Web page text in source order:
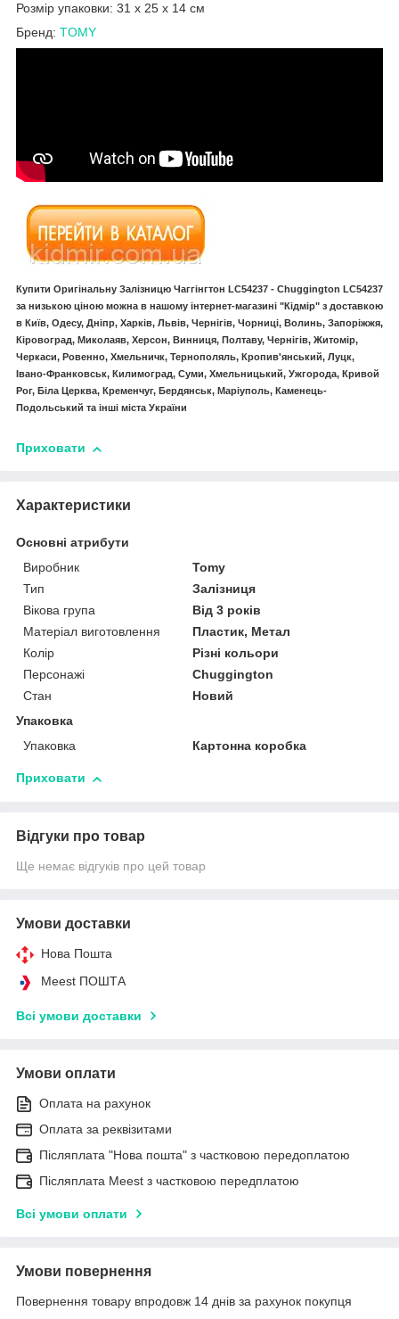
Розмір упаковки: 31 x 25 x 14 см
Бренд: TOMY
Купити Оригінальну Залізницю Чаггінгтон LC54237 - Chuggington LC54237
за низькою ціною можна в нашому інтернет-магазині "Кідмір" з доставкою
в Київ, Одесу, Дніпр, Харків, Львів, Чернігів, Чорниці, Волинь, Запоріжжя,
Кіровоград, Миколаяв, Херсон, Винниця, Полтаву, Чернігів, Житомір,
Черкаси, Ровенно, Хмельничк, Тернополяль, Кропив'янський, Луцк,
Івано-Франковськ, Килимоград, Суми, Хмельницький, Ужгорода, Кривой
Рог, Біла Церква, Кременчуг, Бердянськ, Маріуполь, Каменець-
Подольський та інші міста України
Приховати
Характеристики
Основні атрибути
Виробник
Tomy
Тип
Залізниця
Вікова група
Від 3 років
Матеріал виготовлення
Пластик, Метал
Колір
Різні кольори
Персонажі
Chuggіngton
Стан
Новий
Упаковка
Упаковка
Картонна коробка
Приховати
Відгуки про товар
Ще немає відгуків про цей товар
Умови доставки
Нова Пошта
Meest ПОШТА
Всі умови доставки
Умови оплати
Оплата на рахунок
Оплата за реквізитами
Післяплата "Нова пошта" з частковою передоплатою
Післяплата Meest з частковою передплатою
Всі умови оплати
Умови повернення
Повернення товару впродовж 14 днів за рахунок покупця